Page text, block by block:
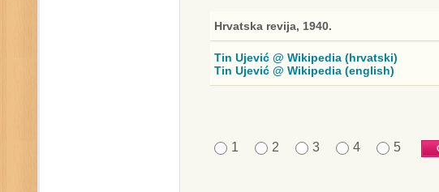
Hrvatska revija, 1940.
Tin Ujević @ Wikipedia (hrvatski)
Tin Ujević @ Wikipedia (english)
1 2 3 4 5